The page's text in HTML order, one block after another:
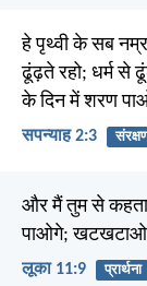
हे पृथ्वी के सब
ढूंढ़ते रहो; धर्म से
के दिन में शरण
सपन्याह 2:3
और मैं तुम से कहता
पाओगे; खटखटाओ,
लूका 11:9 प्रार्थना